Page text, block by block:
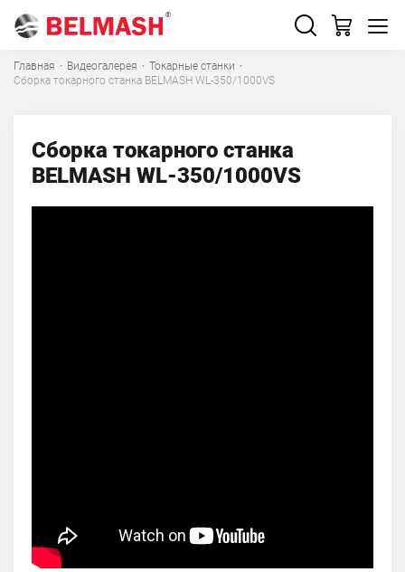
Главная · Видеогалерея · Токарные станки ·
Сборка токарного станка BELMASH WL-350/1000VS
Сборка токарного станка
BELMASH WL-350/1000VS